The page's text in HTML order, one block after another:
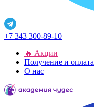
+7 343 300-89-10
🔥 Акции
Получение и оплата
О нас